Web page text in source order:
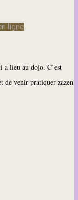
ligne
a lieu au dojo. C’est
de venir pratiquer zazen